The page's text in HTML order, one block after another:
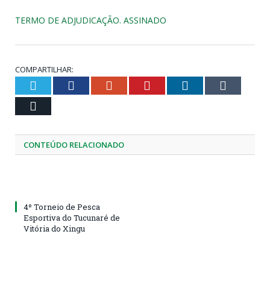
TERMO DE ADJUDICAÇÃO. ASSINADO
COMPARTILHAR:
Twitter Facebook Google+ Pinterest LinkedIn
CONTEÚDO RELACIONADO
4º Torneio de Pesca
Esportiva do Tucunaré de
Vitória do Xingu